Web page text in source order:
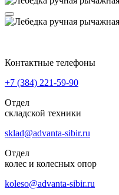
Контактные телефоны
+7 (384) 221-59-90
Отдел
складской техники
sklad@advanta-sibir.ru
Отдел
колес и колесных опор
koleso@advanta-sibir.ru